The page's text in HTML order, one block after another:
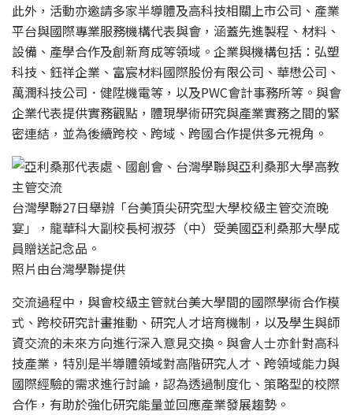
此外，活動亦邀請多家半導體及高科技相關上市公司、產業
平台與國際專業服務機構代表與會，涵蓋先進製程、材料、
設備、產學合作及創新育成等領域。企業與機構包括：弘塑
科技、鈺祥企業、富宸材料國際股份有限公司、華懋公司、
萬潤科技公司．健陞機電等，以及PWC會計事務所等。與會
企業代表提供實務觀點，體現學術研究與產業實務之間的緊
密連結，並為後續跨校、跨域、跨國合作提供多元視角。
台灣學聯27日舉辦「台美頂尖研究型大學校級主管交流晚
宴」，龍華科大副校長柯淑芬（中）受美國亞利桑那大學成
員贈送記念品。
照片由台灣學聯提供
交流過程中，與會校級主管就台美大學間的國際學術合作模
式、跨校研究計畫推動、研究人才培育機制，以及學生與師
資交流的未來方向進行深入意見交換。與會人士亦針對高科
技產業，特別是半導體領域對高階研究人才、跨領域能力與
國際經驗的需求進行討論，認為透過制度化、策略型的校際
合作，有助於強化研究能量並回應產業發展趨勢。